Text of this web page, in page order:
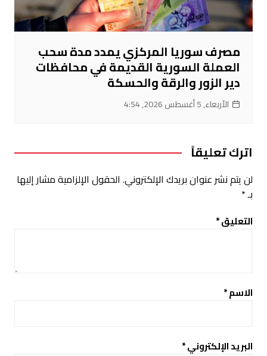
مصرف سوريا المركزي يمدد مدة سحب
العملة السورية القديمة في محافظات
دير الزور والرقة والحسكة
الأربعاء, 5 أغسطس 2026, 4:54
اترك تعليقاً
لن يتم نشر عنوان بريدك الإلكتروني. الحقول الإلزامية مشار إليها
بـ*
التعليق*
الاسم*
البريد الإلكتروني*